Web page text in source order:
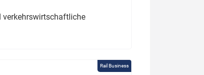
verkehrswirtschaftliche
Rail Business